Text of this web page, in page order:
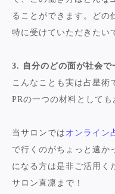
ることができます。どの
特に受けていただきたい
3. 自分のどの面が社会で
こんなことも実は占星術
PRの一つの材料としても
当サロンでは オンライン
で行くのがちょっと遠か
になる方は是非ご活用く
サロン直凛まで！